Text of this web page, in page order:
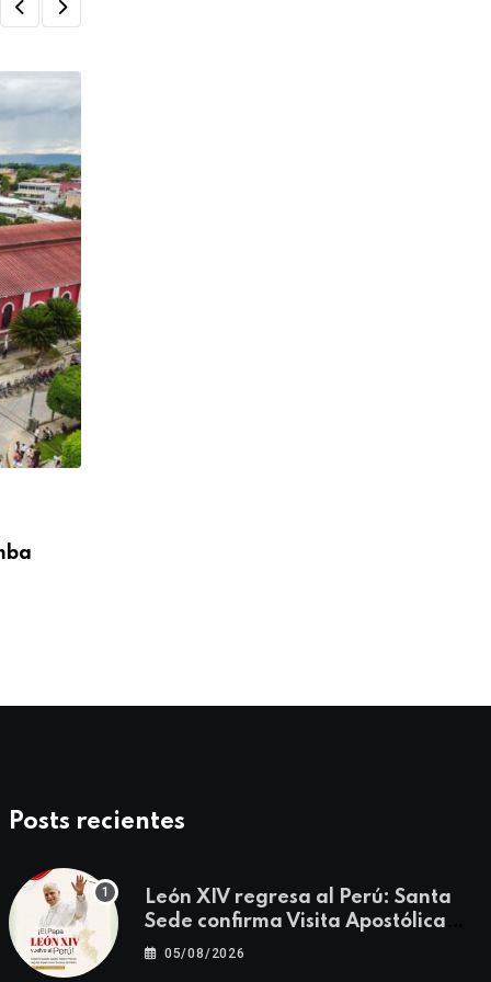
Posts recientes
León XIV regresa al Perú: Santa
Sede confirma Visita Apostólica
del 11 al 17 de noviembre
05/08/2026